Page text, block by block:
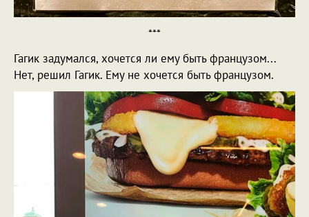
***
Гагик задумался, хочется ли ему быть французом...
Нет, решил Гагик. Ему не хочется быть французом.